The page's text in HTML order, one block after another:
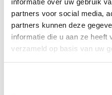
partners voor social media,
partners kunnen deze
informatie die u aan ze heeft
verzameld op basis van uw
Levertijd: 2-
*) Voor grotere pakketverzendingen en
Kijk hier voor de
Waar is ons